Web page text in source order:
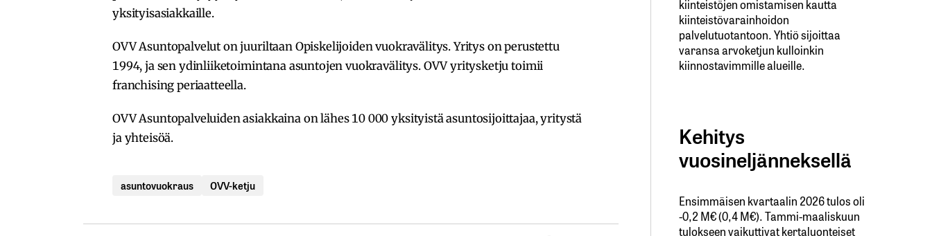
yksityisasiakkaille.
OVV Asuntopalvelut on juuriltaan Opiskelijoiden vuokravälitys. Yritys on perustettu
1994, ja sen ydinliiketoimintana asuntojen vuokravälitys. OVV yritysketju toimii
franchising periaatteella.
OVV Asuntopalveluiden asiakkaina on lähes 10 000 yksityistä asuntosijoittajaa, yritystä
ja yhteisöä.
asuntovuokraus OVV-ketju
kiinteistöjen omistamisen kautta
kiinteistövarainhoidon
palvelutuotantoon. Yhtiö sijoittaa
varansa arvoketjun kulloinkin
kiinnostavimmille alueille.
Kehitys
vuosineljänneksellä
Ensimmäisen kvartaalin 2026 tulos oli
-0,2 M€ (0,4 M€). Tammi-maaliskuun
tulokseen vaikuttivat kertaluonteiset